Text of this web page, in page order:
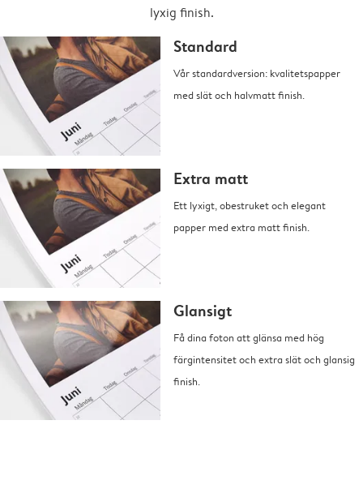
lyxig finish.
Standard
Vår standardversion: kvalitetspapper
med slät och halvmatt finish.
Extra matt
Ett lyxigt, obestruket och elegant
papper med extra matt finish.
Glansigt
Få dina foton att glänsa med hög
färgintensitet och extra slät och glansig
finish.